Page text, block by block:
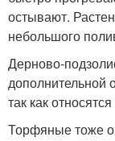
остывают.
небольшого
Дерново-
дополнительной
так как
Торфяные тоже